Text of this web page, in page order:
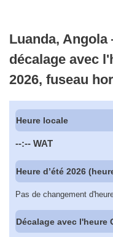
Luanda,
décalage avec
2026, fuseau
Heure locale
--:-- WAT
Heure d’été 2026
Pas de changement
Décalage avec l'heure